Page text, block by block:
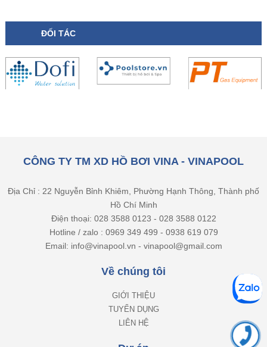
ĐỐI TÁC
CÔNG TY TM XD HỒ BƠI VINA - VINAPOOL
Địa Chỉ : 22 Nguyễn Bỉnh Khiêm, Phường Hạnh Thông, Thành phố
Hồ Chí Minh
Điện thoại: 028 3588 0123 - 028 3588 0122
Hotline / zalo : 0969 349 499 - 0938 619 079
Email: info@vinapool.vn - vinapool@gmail.com
Về chúng tôi
GIỚI THIỆU
TUYỂN DỤNG
LIÊN HỆ